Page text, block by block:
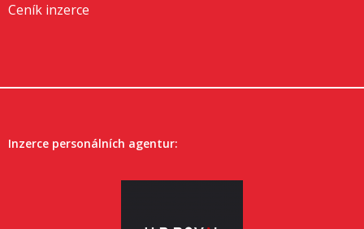
Ceník inzerce
Inzerce personálních agentur: